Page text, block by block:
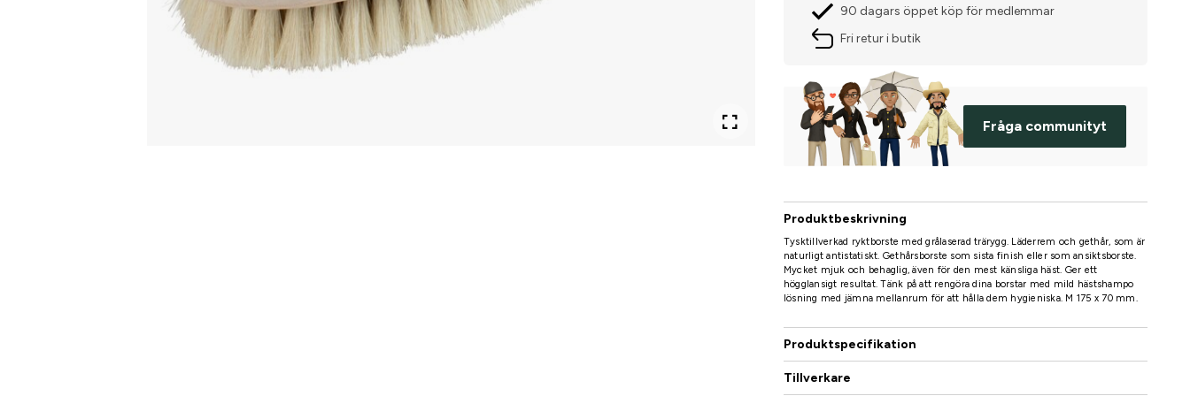
90 dagars öppet köp för medlemmar
Fri retur i butik
Fråga communityt
Produktbeskrivning
Tysktillverkad ryktborste med grålaserad trärygg. Läderrem och gethår, som är
naturligt antistatiskt. Gethårsborste som sista finish eller som ansiktsborste.
Mycket mjuk och behaglig, även för den mest känsliga häst. Ger ett
högglansigt resultat. Tänk på att rengöra dina borstar med mild hästshampo
lösning med jämna mellanrum för att hålla dem hygieniska. M 175 x 70 mm.
Produktspecifikation
Tillverkare